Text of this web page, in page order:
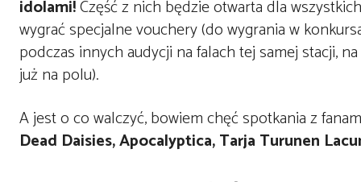
idolami!Część z nich będzie otwarta dla
wygrać specjalne vouchery (do wygrania w
podczas innych audycji na falach tej samej stacji,
już na polu).
A jest o co walczyć, bowiem chęć spotkania z
Dead Daisies, Apocalyptica, Tarja Turunen